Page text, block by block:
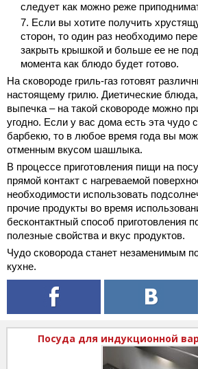
следует как можно реже
Если вы хотите получить
сторон, то один раз необходимо
закрыть крышкой и больше ее не
момента как блюдо будет готово.
На сковороде гриль-газ готовят
настоящему грилю. Диетические
выпечка – на такой сковороде можно
угодно. Если у вас дома есть эта чудо
барбекю, то в любое время года вы
отменным вкусом шашлыка.
В процессе приготовления пищи на
прямой контакт с нагреваемой
необходимости использовать
прочие продукты во время
бесконтактный способ приготовления
полезные свойства и вкус продуктов.
Чудо сковорода станет незаменимым
кухне.
Посуда для индукционной